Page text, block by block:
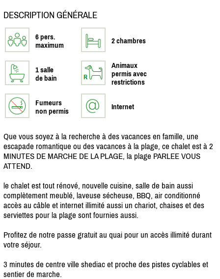
DESCRIPTION GÉNÉRALE
6 pers.
maximum
2 chambres
1 salle
de bain
Animaux
permis avec
restrictions
Fumeurs
non permis
Internet
Que vous soyez à la recherche à des vacances en famille, une
escapade romantique ou des vacances à la plage, ce chalet est à 2
MINUTES DE MARCHE DE LA PLAGE, la plage PARLEE VOUS
ATTEND.
le chalet est tout rénové, nouvelle cuisine, salle de bain aussi
complètement meublé, laveuse sécheuse, BBQ, air conditionné
accès au câble et internet illimité aussi un chariot, chaises et des
serviettes pour la plage sont fournies aussi.
Profitez de notre passe gratuit au quai pour un accès illimité durant
votre séjour.
3 minutes de centre ville shediac et proche des pistes cyclables et
sentier de marche.